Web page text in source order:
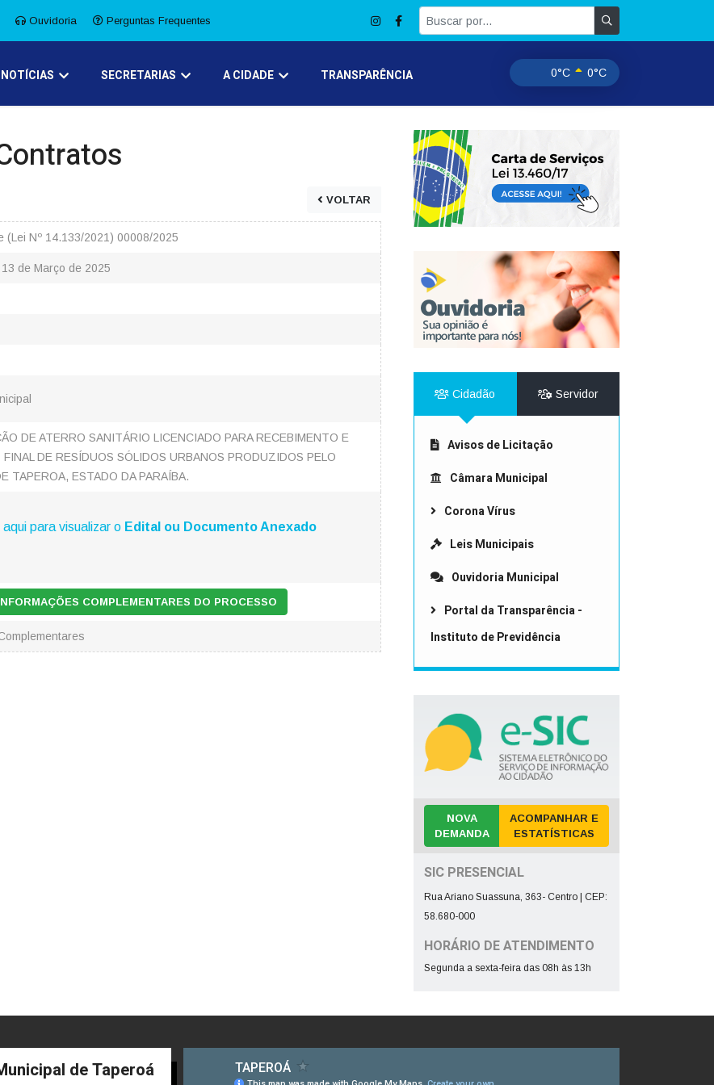
Ouvidoria Perguntas Frequentes
0°C 0°C
NOTÍCIAS SECRETARIAS A CIDADE TRANSPARÊNCIA
VOLTAR
(Lei Nº 14.133/2021) 00008/2025
de Março de 2025
DE ATERRO SANITÁRIO LICENCIADO PARA RECEBIMENTO E
FINAL DE RESÍDUOS SÓLIDOS URBANOS PRODUZIDOS PELO
TAPEROA, ESTADO DA PARAÍBA.
aqui para visualizar o Edital ou Documento Anexado
COMPLEMENTARES DO PROCESSO
Cidadão Servidor
Avisos de Licitação
Câmara Municipal
Corona Vírus
Leis Municipais
Ouvidoria Municipal
Portal da Transparência -
Instituto de Previdência
NOVA
DEMANDA
ACOMPANHAR E
ESTATÍSTICAS
SIC PRESENCIAL
Rua Ariano Suassuna, 363- Centro | CEP:
58.680-000
HORÁRIO DE ATENDIMENTO
Segunda a sexta-feira das 08h às 13h
de Taperoá